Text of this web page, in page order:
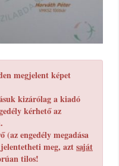
megjelent képet
kizárólag a kiadó
kérhető az
(az engedély megadása
jelentetheti meg, aztsaját
tilos!